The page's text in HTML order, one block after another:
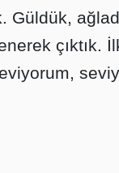
Güldük,
çıktık.